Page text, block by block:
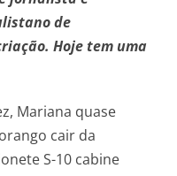
de
Hoje tem uma
Mariana quase
cair da
S-10 cabine